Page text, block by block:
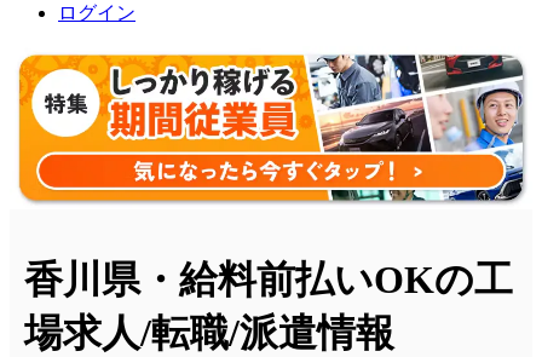
ログイン
香川県・給料前払いOKの工
場求人/転職/派遣情報